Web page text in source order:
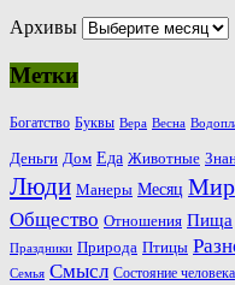
Архивы
Метки
Богатство Буквы Вера Весна
Деньги Дом Еда Животные
Люди Манеры Месяц Мир
Общество Отношения Пища
Праздники Природа Птицы
Семья Смысл Состояние человека